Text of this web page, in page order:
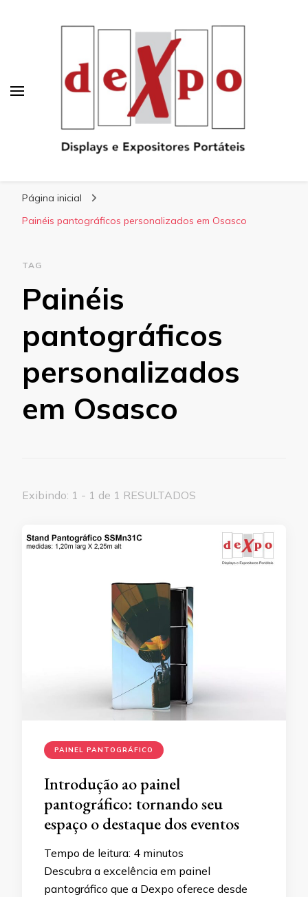
Página inicial
Painéis pantográficos personalizados em Osasco
TAG
Painéis
pantográficos
personalizados
em Osasco
Exibindo: 1 - 1 de 1 RESULTADOS
PAINEL PANTOGRÁFICO
Introdução ao painel
pantográfico: tornando seu
espaço o destaque dos eventos
Tempo de leitura: 4 minutos
Descubra a excelência em painel
pantográfico que a Dexpo oferece desde